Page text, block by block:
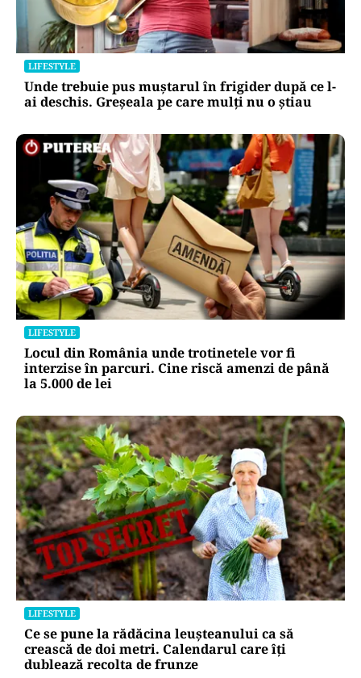
LIFESTYLE
Unde trebuie pus muștarul în frigider după ce l-
ai deschis. Greșeala pe care mulți nu o știau
LIFESTYLE
Locul din România unde trotinetele vor fi
interzise în parcuri. Cine riscă amenzi de până
la 5.000 de lei
LIFESTYLE
Ce se pune la rădăcina leușteanului ca să
crească de doi metri. Calendarul care îți
dublează recolta de frunze